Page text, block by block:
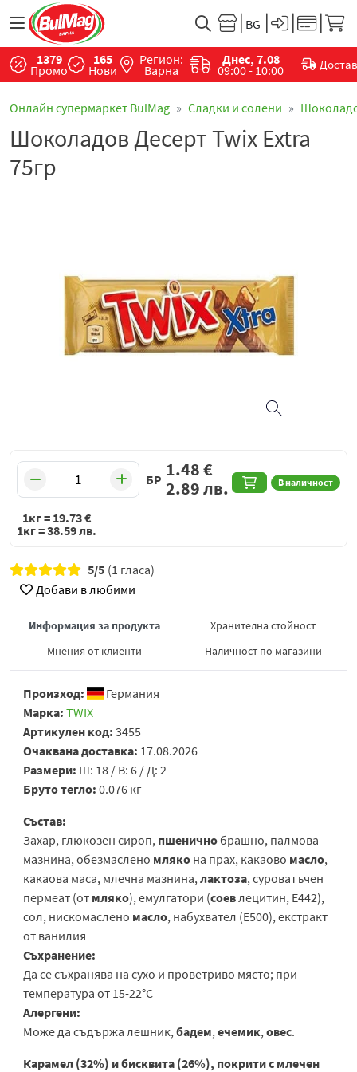
1379
Промо
165
Нови
Регион:
Варна
Днес, 7.08
09:00 - 10:00
Онлайн супермаркет BulMag Сладки и солени
Шоколадов Десерт Twix Extra
75гр
БР В наличност
1.48€
2.89лв.
1кг = 19.73€
1кг =38.59лв.
5/5 (1 гласа)
Добави в любими
Информация за продукта
Хранителна стойност
Мнения от клиенти
Наличност по магазини
Произход:
Германия
Марка: TWIX
Артикулен код: 3455
Очаквана доставка: 17.08.2026
Размери: Ш: 18 / В: 6 / Д: 2
Бруто тегло: 0.076 кг
Състав:
Захар, глюкозен сироп, пшеничнобрашно, палмова
мазнина, обезмаслено мляко на прах, какаово масло,
какаова маса, млечна мазнина,лактоза, суроватъчен
пермеат (от мляко), емулгатори (соевлецитин, E442),
сол, нискомаслено масло, набухвател (E500), екстракт
от ванилия
Съхранение:
Да се съхранява на сухо и проветриво място; при
температура от 15-22°C
Алергени:
Може да съдържа лешник,бадем,ечемик,овес.
Карамел (32%) и бисквита (26%), покрити с млечен